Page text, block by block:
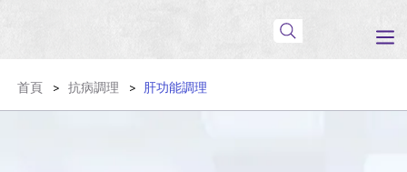
首頁 > 抗病調理 > 肝功能調理